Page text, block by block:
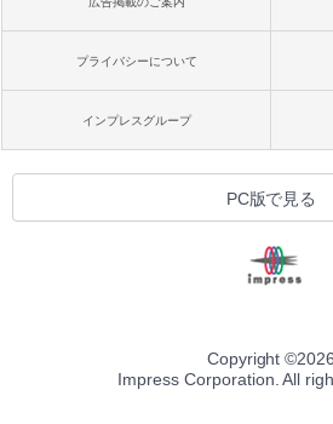
プライバシーについて
インプレスグループ
PC版で見る
Copyright ©2026
Impress Corporation. All